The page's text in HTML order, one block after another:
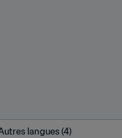
langues (4)